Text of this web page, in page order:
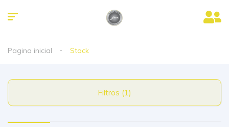
Pagina inicial Stock
Filtros (1)